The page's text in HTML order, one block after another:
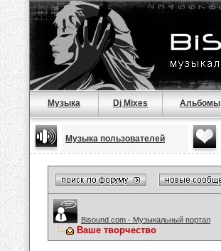
Музыка Dj Mixes Альбомы
Музыка пользователей
Bisound.com - Музыкальный портал
Ваше творчество